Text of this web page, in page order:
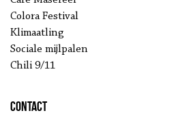
Colora Festival
Klimaatling
Sociale mijlpalen
Chili 9/11
Contact